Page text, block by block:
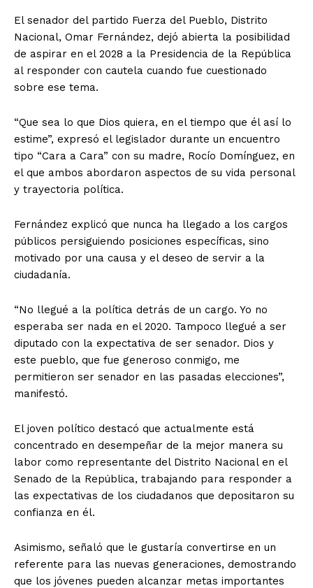
El senador del partido Fuerza del Pueblo, Distrito
Nacional, Omar Fernández, dejó abierta la posibilidad
de aspirar en el 2028 a la Presidencia de la República
al responder con cautela cuando fue cuestionado
sobre ese tema.
“Que sea lo que Dios quiera, en el tiempo que él así lo
estime”, expresó el legislador durante un encuentro
tipo “Cara a Cara” con su madre, Rocío Domínguez, en
el que ambos abordaron aspectos de su vida personal
y trayectoria política.
Fernández explicó que nunca ha llegado a los cargos
públicos persiguiendo posiciones específicas, sino
motivado por una causa y el deseo de servir a la
ciudadanía.
“No llegué a la política detrás de un cargo. Yo no
esperaba ser nada en el 2020. Tampoco llegué a ser
diputado con la expectativa de ser senador. Dios y
este pueblo, que fue generoso conmigo, me
permitieron ser senador en las pasadas elecciones”,
manifestó.
El joven político destacó que actualmente está
concentrado en desempeñar de la mejor manera su
labor como representante del Distrito Nacional en el
Senado de la República, trabajando para responder a
las expectativas de los ciudadanos que depositaron su
confianza en él.
Asimismo, señaló que le gustaría convertirse en un
referente para las nuevas generaciones, demostrando
que los jóvenes pueden alcanzar metas importantes